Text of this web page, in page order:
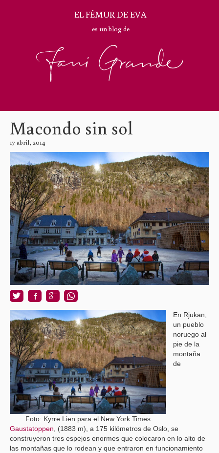
EL FÉMUR DE EVA
es un blog de
Macondo sin sol
17 abril, 2014
Foto: Kyrre Lien para el New York Times
En Rjukan,
un pueblo
noruego al
pie de la
montaña
de
Gaustatoppen , (1883 m), a 175 kilómetros de Oslo, se
construyeron tres espejos enormes que colocaron en lo alto de
las montañas que lo rodean y que entraron en funcionamiento